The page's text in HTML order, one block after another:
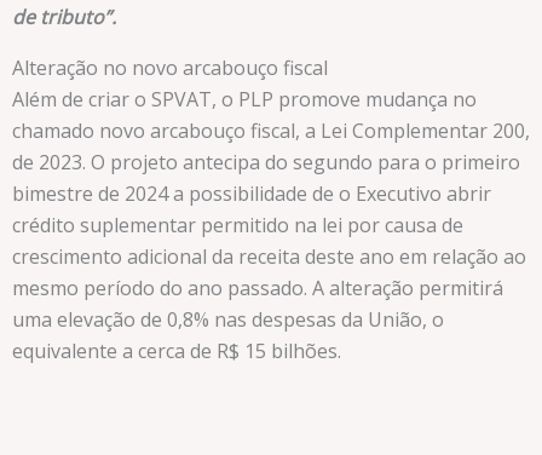
de tributo”.
Alteração no novo arcabouço fiscal
Além de criar o SPVAT, o PLP promove mudança no
chamado novo arcabouço fiscal, a Lei Complementar 200,
de 2023. O projeto antecipa do segundo para o primeiro
bimestre de 2024 a possibilidade de o Executivo abrir
crédito suplementar permitido na lei por causa de
crescimento adicional da receita deste ano em relação ao
mesmo período do ano passado. A alteração permitirá
uma elevação de 0,8% nas despesas da União, o
equivalente a cerca de R$ 15 bilhões.